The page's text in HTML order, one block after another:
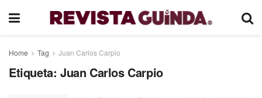
Home Tag Juan Carlos Carpio
Etiqueta: Juan Carlos Carpio